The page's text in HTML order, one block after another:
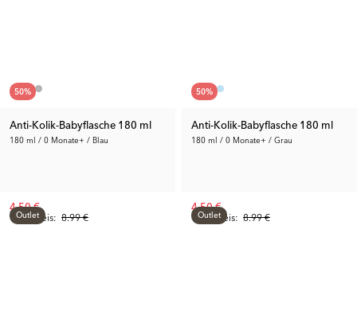
50%
Anti-Kolik-Babyflasche 180 ml
180 ml / 0 Monate+ / Blau
Vorh. Preis: 8.99 €
4.50 €
50%
Anti-Kolik-Babyflasche 180 ml
180 ml / 0 Monate+ / Grau
Vorh. Preis: 8.99 €
4.50 €
Outlet Outlet